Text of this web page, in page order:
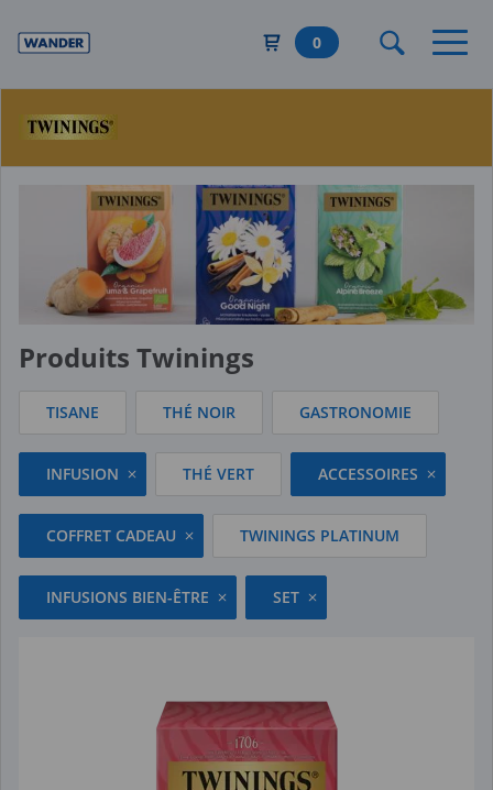
au
principal
0
Produits Twinings
TISANE THÉ NOIR GASTRONOMIE
INFUSION THÉ VERT ACCESSOIRES
COFFRET CADEAU TWININGS PLATINUM
INFUSIONS BIEN-ÊTRE SET